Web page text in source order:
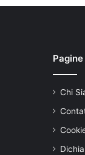
Pagine
Chi